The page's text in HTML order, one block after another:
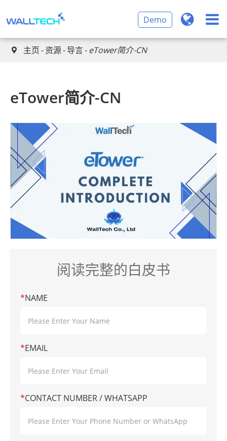
Demo
 主页 资源 导言 eTower简介-CN
eTower简介-CN
阅读完整的白皮书
*NAME
*EMAIL
*CONTACT NUMBER / WHATSAPP